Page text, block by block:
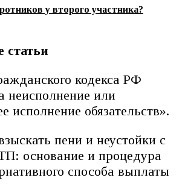
у второго участника?
статьи
кодекса РФ
неисполнение или
исполнение обязательств».
пени и неустойки с
основание и процедура
способа выплаты